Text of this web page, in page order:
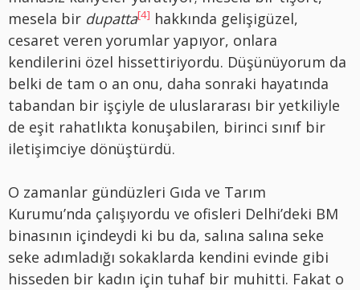
mesela bir dupatta[4] hakkında gelişigüzel,
cesaret veren yorumlar yapıyor, onlara
kendilerini özel hissettiriyordu. Düşünüyorum da
belki de tam o an onu, daha sonraki hayatında
tabandan bir işçiyle de uluslararası bir yetkiliyle
de eşit rahatlıkta konuşabilen, birinci sınıf bir
iletişimciye dönüştürdü.
O zamanlar gündüzleri Gıda ve Tarım
Kurumu’nda çalışıyordu ve ofisleri Delhi’deki BM
binasının içindeydi ki bu da, salına salına seke
seke adımladığı sokaklarda kendini evinde gibi
hisseden bir kadın için tuhaf bir muhitti. Fakat o